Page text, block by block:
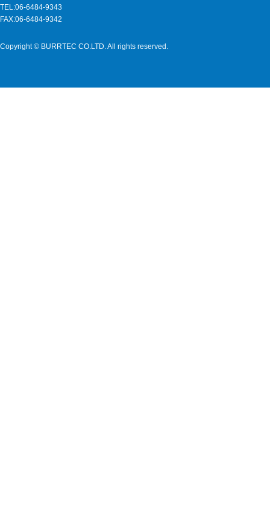
TEL:06-6484-9343
FAX:06-6484-9342
Copyright © BURRTEC CO.LTD. All rights reserved.